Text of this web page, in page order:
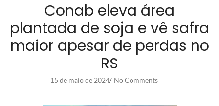
Conab eleva área
plantada de soja e vê safra
maior apesar de perdas no
RS
15 de maio de 2024/ No Comments